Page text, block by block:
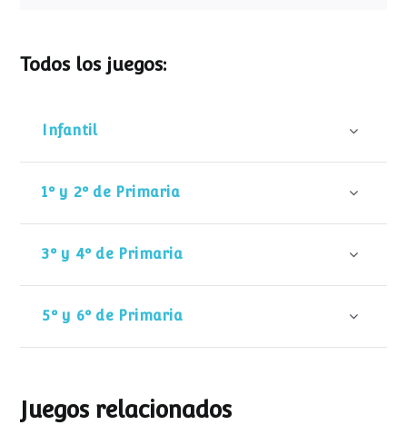
Todos los juegos:
Infantil
1º y 2º de Primaria
3º y 4º de Primaria
5º y 6º de Primaria
Juegos relacionados